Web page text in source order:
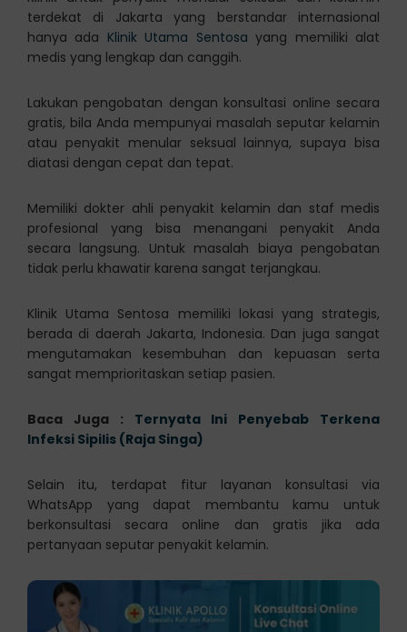
terdekat di Jakarta yang berstandar internasional
hanya ada Klinik Utama Sentosa yang memiliki alat
medis yang lengkap dan canggih.
Lakukan pengobatan dengan konsultasi online secara
gratis, bila Anda mempunyai masalah seputar kelamin
atau penyakit menular seksual lainnya, supaya bisa
diatasi dengan cepat dan tepat.
Memiliki dokter ahli penyakit kelamin dan staf medis
profesional yang bisa menangani penyakit Anda
secara langsung. Untuk masalah biaya pengobatan
tidak perlu khawatir karena sangat terjangkau.
Klinik Utama Sentosa memiliki lokasi yang strategis,
berada di daerah Jakarta, Indonesia. Dan juga sangat
mengutamakan kesembuhan dan kepuasan serta
sangat memprioritaskan setiap pasien.
Baca Juga : Ternyata Ini Penyebab Terkena
Infeksi Sipilis (Raja Singa)
Selain itu, terdapat fitur layanan konsultasi via
WhatsApp yang dapat membantu kamu untuk
berkonsultasi secara online dan gratis jika ada
pertanyaan seputar penyakit kelamin.